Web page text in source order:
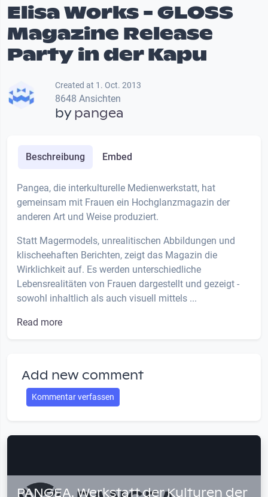
Elisa Works - GLOSS
Magazine Release
Party in der Kapu
Created at 1. Oct. 2013
8648 Ansichten
bypangea
Beschreibung Embed
Pangea, die interkulturelle Medienwerkstatt, hat
gemeinsam mit Frauen ein Hochglanzmagazin der
anderen Art und Weise produziert.
Statt Magermodels, unrealitischen Abbildungen und
klischeehaften Berichten, zeigt das Magazin die
Wirklichkeit auf. Es werden unterschiedliche
Lebensrealitäten von Frauen dargestellt und gezeigt -
sowohl inhaltlich als auch visuell mittels ...
Read more
Add new comment
Kommentar verfassen
PANGEA. Werkstatt der Kulturen der